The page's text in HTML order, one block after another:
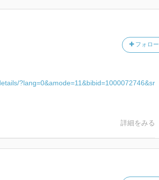
フォロー
?lang=0&amode=11&bibid=1000072746&sr
詳細をみる